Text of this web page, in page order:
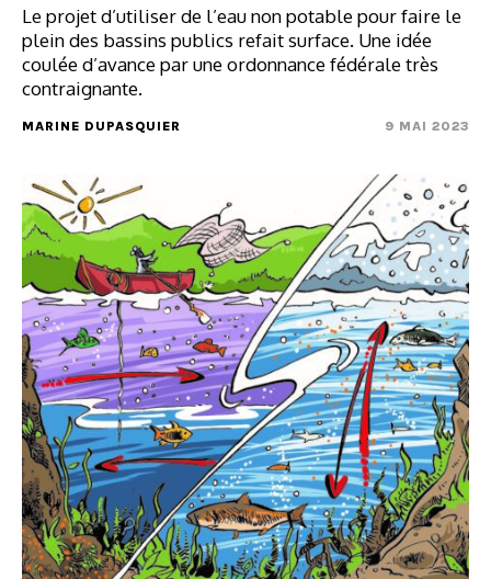
Le projet d’utiliser de l’eau non potable pour faire le
plein des bassins publics refait surface. Une idée
coulée d’avance par une ordonnance fédérale très
contraignante.
MARINE DUPASQUIER 9 MAI 2023